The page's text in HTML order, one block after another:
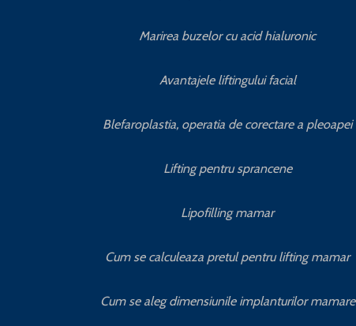
Marirea buzelor cu acid hialuronic
Avantajele liftingului facial
Blefaroplastia, operatia de corectare a pleoapei
Lifting pentru sprancene
Lipofilling mamar
Cum se calculeaza pretul pentru lifting mamar
Cum se aleg dimensiunile implanturilor mamare